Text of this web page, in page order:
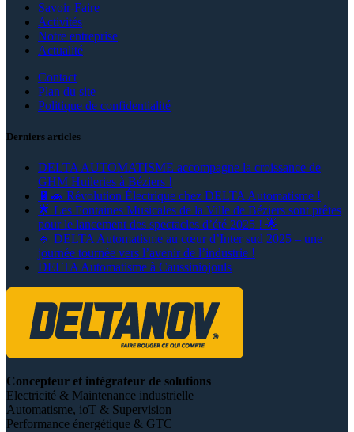
Savoir-Faire
Activités
Notre entreprise
Actualité
Contact
Plan du site
Politique de confidentialité
Derniers articles
DELTA AUTOMATISME accompagne la croissance de
GHM Huileries à Béziers !
🔋🚗 Révolution Électrique chez DELTA Automatisme !
🌟 Les Fontaines Musicales de la Ville de Béziers sont prêtes
pour le lancement des spectacles d’été 2025 ! 🌟
🔹 DELTA Automatisme au cœur d’Inter sud 2025 – une
journée tournée vers l’avenir de l’industrie !
DELTA Automatisme à Caussiniojouls
Concepteur et intégrateur de solutions
Electricité & Maintenance industrielle
Automatisme, ioT & Supervision
Performance énergétique & GTC